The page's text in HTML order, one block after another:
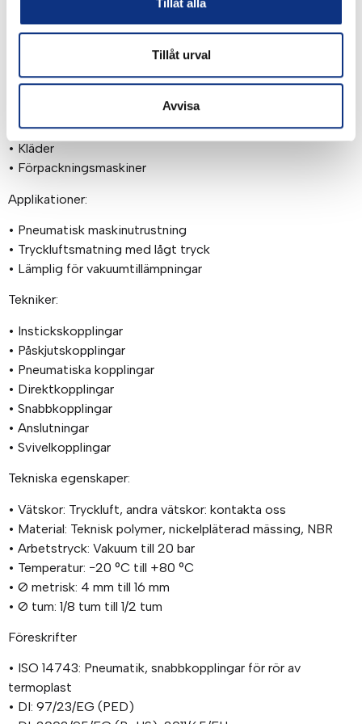
Tillåt alla
Tillåt urval
Avvisa
Marknader:
• Fordonsmonteringsanläggningar
• Halvledare
• Kläder
• Förpackningsmaskiner
Applikationer:
• Pneumatisk maskinutrustning
• Tryckluftsmatning med lågt tryck
• Lämplig för vakuumtillämpningar
Tekniker:
• Instickskopplingar
• Påskjutskopplingar
• Pneumatiska kopplingar
• Direktkopplingar
• Snabbkopplingar
• Anslutningar
• Svivelkopplingar
Tekniska egenskaper:
• Vätskor: Tryckluft, andra vätskor: kontakta oss
• Material: Teknisk polymer, nickelpläterad mässing, NBR
• Arbetstryck: Vakuum till 20 bar
• Temperatur: −20 °C till +80 °C
• Ø metrisk: 4 mm till 16 mm
• Ø tum: 1/8 tum till 1/2 tum
Föreskrifter
• ISO 14743: Pneumatik, snabbkopplingar för rör av
termoplast
• DI: 97/23/EG (PED)